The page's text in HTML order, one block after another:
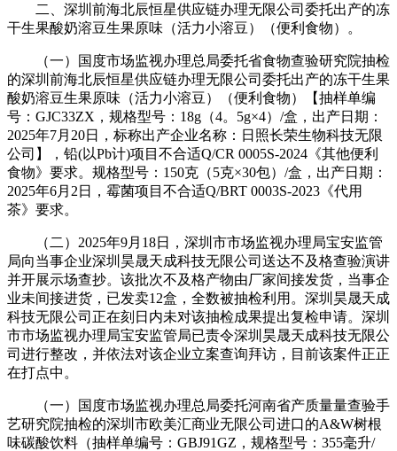
二、深圳前海北辰恒星供应链办理无限公司委托出产的冻
干生果酸奶溶豆生果原味（活力小溶豆）（便利食物）。
（一）国度市场监视办理总局委托省食物查验研究院抽检
的深圳前海北辰恒星供应链办理无限公司委托出产的冻干生果
酸奶溶豆生果原味（活力小溶豆）（便利食物）【抽样单编
号：GJC33ZX，规格型号：18g（4。5g×4）/盒，出产日期：
2025年7月20日，标称出产企业名称：日照长荣生物科技无限
公司】，铅(以Pb计)项目不合适Q/CR 0005S-2024《其他便利
食物》要求。规格型号：150克（5克×30包）/盒，出产日期：
2025年6月2日，霉菌项目不合适Q/BRT 0003S-2023《代用
茶》要求。
（二）2025年9月18日，深圳市市场监视办理局宝安监管
局向当事企业深圳昊晟天成科技无限公司送达不及格查验演讲
并开展示场查抄。该批次不及格产物由厂家间接发货，当事企
业未间接进货，已发卖12盒，全数被抽检利用。深圳昊晟天成
科技无限公司正在刻日内未对该抽检成果提出复检申请。深圳
市市场监视办理局宝安监管局已责令深圳昊晟天成科技无限公
司进行整改，并依法对该企业立案查询拜访，目前该案件正正
在打点中。
（一）国度市场监视办理总局委托河南省产质量量查验手
艺研究院抽检的深圳市欧美汇商业无限公司进口的A&W树根
味碳酸饮料（抽样单编号：GBJ91GZ，规格型号：355毫升/